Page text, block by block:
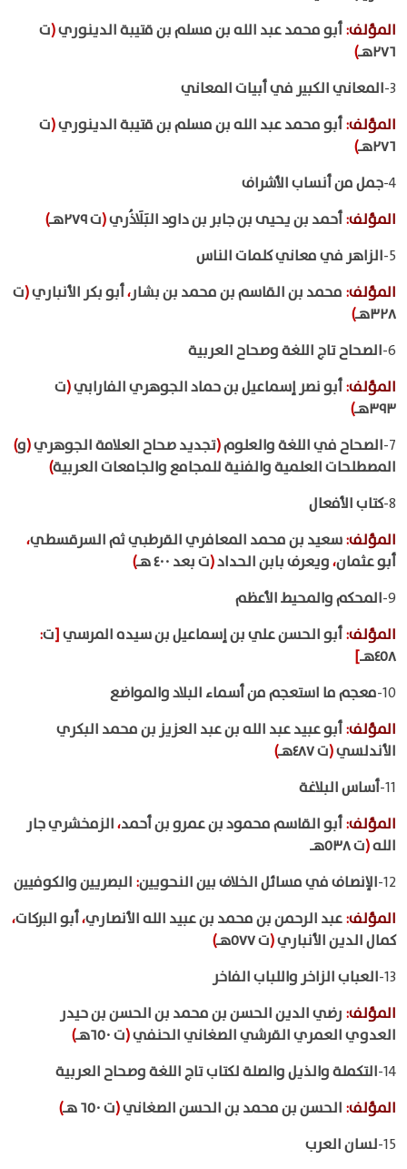
المؤلف:أبو محمد عبد الله بن مسلم بن قتيبة الدينوري(ت
٢٧٦هـ
)
3- المعاني الكبير في أبيات المعاني
المؤلف:أبو محمد عبد الله بن مسلم بن قتيبة الدينوري(ت
٢٧٦هـ
)
4- جمل من أنساب الأشراف
المؤلف:أحمد بن يحيى بن جابر بن داود البَلَاذُري(ت ٢٧٩هـ
)
5- الزاهر في معاني كلمات الناس
المؤلف: محمد بن القاسم بن محمد بن بشار،أبو بكر الأنباري(ت
٣٢٨هـ
)
6- الصحاح تاج اللغة وصحاح العربية
المؤلف:أبو نصر إسماعيل بن حماد الجوهري الفارابي(ت
٣٩٣هـ
)
7- الصحاح في اللغة والعلوم(تجديد صحاح العلامة الجوهري(و)
المصطلحات العلمية والفنية للمجامع والجامعات العربية)
8- كتاب الأفعال
المؤلف:سعيد بن محمد المعافري القرطبي ثم السرقسطي،
أبو عثمان،ويعرف بابن الحداد(ت بعد ٤٠٠ هـ
)
9- المحكم والمحيط الأعظم
المؤلف:أبو الحسن علي بن إسماعيل بن سيده المرسي[ت:
٤٥٨هـ
]
10- معجم ما استعجم من أسماء البلاد والمواضع
المؤلف:أبو عبيد عبد الله بن عبد العزيز بن محمد البكري
الأندلسي(ت ٤٨٧هـ
)
11- أساس البلاغة
المؤلف:أبو القاسم محمود بن عمرو بن أحمد،الزمخشري جار
الله(ت ٥٣٨هـ
12- الإنصاف في مسائل الخلاف بين النحويين: البصريين والكوفيين
المؤلف:عبد الرحمن بن محمد بن عبيد الله الأنصاري،أبو البركات،
كمال الدين الأنباري(ت ٥٧٧هـ
)
13- العباب الزاخر واللباب الفاخر
المؤلف: رضي الدين الحسن بن محمد بن الحسن بن حيدر
العدوي العمري القرشي الصغاني الحنفي(ت ٦٥٠هـ
)
14- التكملة والذيل والصلة لكتاب تاج اللغة وصحاح العربية
المؤلف: الحسن بن محمد بن الحسن الصغاني(ت ٦٥٠ هـ
)
15- لسان العرب